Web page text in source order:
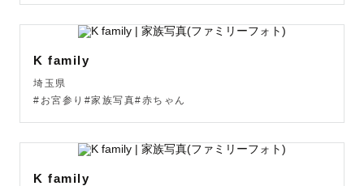
K family
埼玉県
#お宮参り#家族写真#赤ちゃん
K family